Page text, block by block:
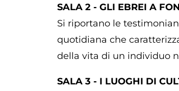
SALA 2 - GLI EBREI A
Si riportano le
quotidiana che
della vita di un individuo
SALA 3 - I LUOGHI DI